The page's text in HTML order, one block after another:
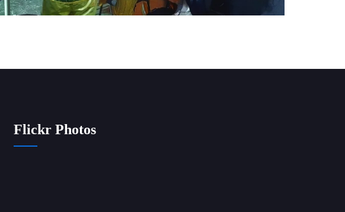
Flickr Photos